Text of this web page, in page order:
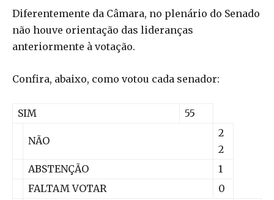
Diferentemente da Câmara, no plenário do Senado
não houve orientação das lideranças
anteriormente à votação.
Confira, abaixo, como votou cada senador:
SIM 55
NÃO
2
2
ABSTENÇÃO
1
FALTAM VOTAR
0